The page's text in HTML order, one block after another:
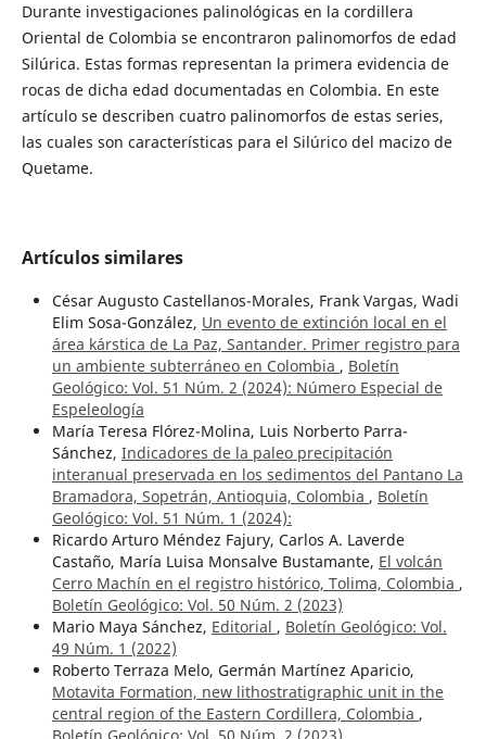
Durante investigaciones palinológicas en la cordillera
Oriental de Colombia se encontraron palinomorfos de edad
Silúrica. Estas formas representan la primera evidencia de
rocas de dicha edad documentadas en Colombia. En este
artículo se describen cuatro palinomorfos de estas series,
las cuales son características para el Silúrico del macizo de
Quetame.
Artículos similares
César Augusto Castellanos-Morales, Frank Vargas, Wadi
Elim Sosa-González, Un evento de extinción local en el
área kárstica de La Paz, Santander. Primer registro para
un ambiente subterráneo en Colombia , Boletín
Geológico: Vol. 51 Núm. 2 (2024): Número Especial de
Espeleología
María Teresa Flórez-Molina, Luis Norberto Parra-
Sánchez, Indicadores de la paleo precipitación
interanual preservada en los sedimentos del Pantano La
Bramadora, Sopetrán, Antioquia, Colombia , Boletín
Geológico: Vol. 51 Núm. 1 (2024):
Ricardo Arturo Méndez Fajury, Carlos A. Laverde
Castaño, María Luisa Monsalve Bustamante, El volcán
Cerro Machín en el registro histórico, Tolima, Colombia ,
Boletín Geológico: Vol. 50 Núm. 2 (2023)
Mario Maya Sánchez, Editorial , Boletín Geológico: Vol.
49 Núm. 1 (2022)
Roberto Terraza Melo, Germán Martínez Aparicio,
Motavita Formation, new lithostratigraphic unit in the
central region of the Eastern Cordillera, Colombia ,